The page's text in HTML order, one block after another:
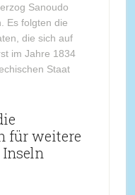
Sanoudo
Es folgten die
die sich auf
im Jahre 1834
Staat
für weitere